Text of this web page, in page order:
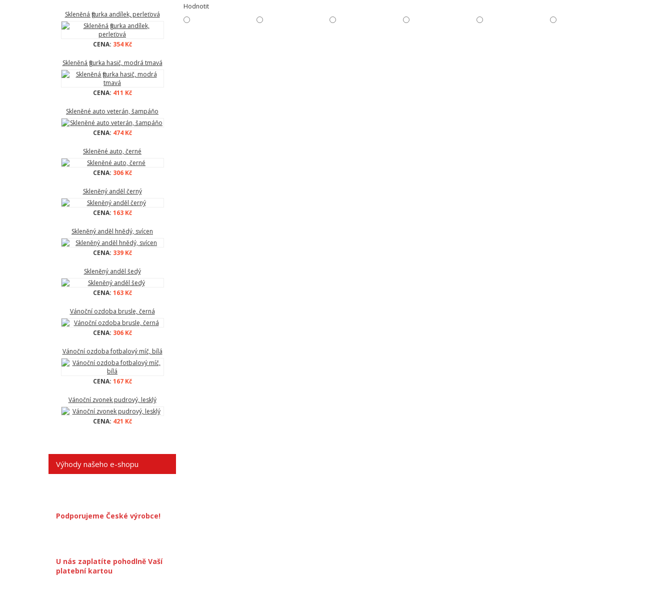
Skleněná figurka andílek, perleťová
CENA: 354 Kč
Skleněná figurka hasič, modrá tmavá
CENA: 411 Kč
Skleněné auto veterán, šampáňo
CENA: 474 Kč
Skleněné auto, černé
CENA: 306 Kč
Skleněný anděl černý
CENA: 163 Kč
Skleněný anděl hnědý, svícen
CENA: 339 Kč
Skleněný anděl šedý
CENA: 163 Kč
Vánoční ozdoba brusle, černá
CENA: 306 Kč
Vánoční ozdoba fotbalový míč, bílá
CENA: 167 Kč
Vánoční zvonek pudrový, lesklý
CENA: 421 Kč
Výhody našeho e-shopu
Podporujeme České výrobce!
U nás zaplatíte pohodlně Vaší
platební kartou
Hodnotit